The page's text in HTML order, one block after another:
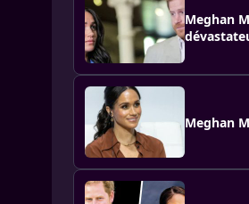
Meghan
Meghan